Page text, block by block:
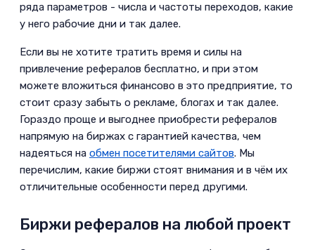
ряда параметров - числа и частоты переходов, какие
у него рабочие дни и так далее.­
Если вы не хотите тратить время и силы на
привлечение рефералов бесплатно, и при этом
можете вложиться финансово в это предприятие, то
стоит сразу забыть о рекламе, блогах и так далее.
Гораздо проще и выгоднее приобрести рефералов
напрямую на биржах с гарантией качества, чем
надеяться на обмен посетителями сайтов. Мы
перечислим, какие биржи стоят внимания и в чём их
отличительные особенности перед другими.­
Биржи рефералов на любой проект­